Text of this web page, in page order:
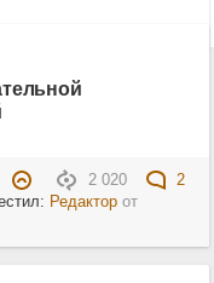
2 020
2
Редакторот